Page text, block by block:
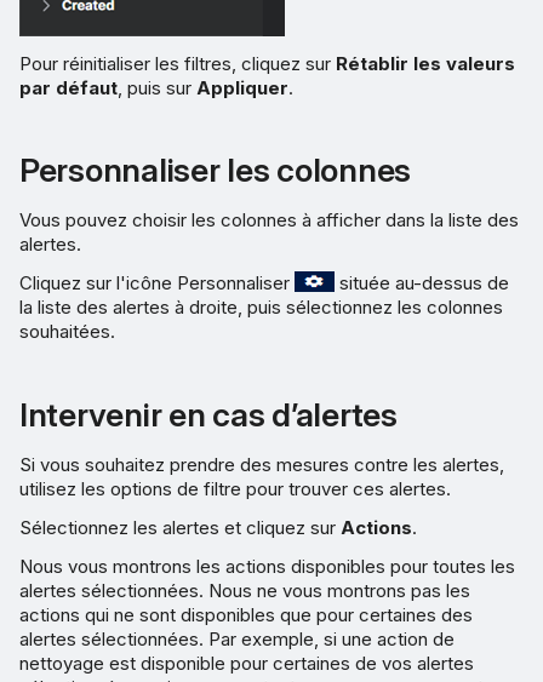
Pour réinitialiser les filtres, cliquez sur Rétablir les valeurs
par défaut , puis sur Appliquer.
Personnaliser les colonnes
Vous pouvez choisir les colonnes à afficher dans la liste des
alertes.
Cliquez sur l'icône Personnaliser
située au-dessus de
la liste des alertes à droite, puis sélectionnez les colonnes
souhaitées.
Intervenir en cas d’alertes
Si vous souhaitez prendre des mesures contre les alertes,
utilisez les options de filtre pour trouver ces alertes.
Sélectionnez les alertes et cliquez sur Actions.
Nous vous montrons les actions disponibles pour toutes les
alertes sélectionnées. Nous ne vous montrons pas les
actions qui ne sont disponibles que pour certaines des
alertes sélectionnées. Par exemple, si une action de
nettoyage est disponible pour certaines de vos alertes